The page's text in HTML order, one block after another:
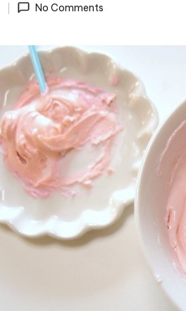
No Comments